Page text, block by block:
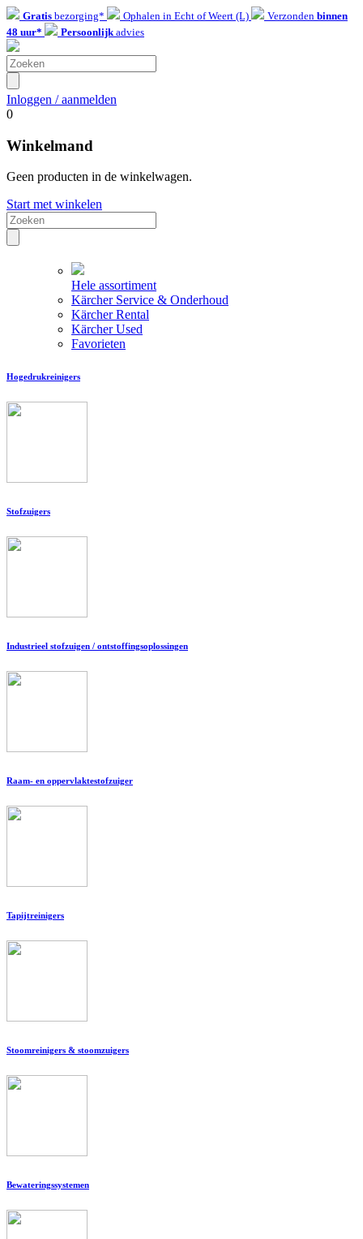
Gratis bezorging* Ophalen in Echt of Weert (L) Verzonden binnen
48 uur*
Persoonlijkadvies
Inloggen / aanmelden
0
Winkelmand
Geen producten in de winkelwagen.
Start met winkelen
Hele assortiment
Kärcher Service & Onderhoud
Kärcher Rental
Kärcher Used
Favorieten
Hogedrukreinigers
Stofzuigers
Industrieel stofzuigen / ontstoffingsoplossingen
Raam- en oppervlaktestofzuiger
Tapijtreinigers
Stoomreinigers & stoomzuigers
Bewateringssystemen